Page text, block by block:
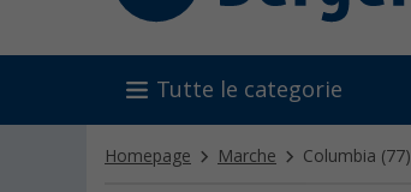
Tutte le categorie
Homepage Marche Columbia (77)